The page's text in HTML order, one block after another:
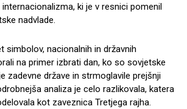
internacionalizma, ki je v resnici pomenil
nadvlade.
simbolov, nacionalnih in državnih
na primer izbrati dan, ko so sovjetske
zadevne države in strmoglavile prejšnji
analiza je celo razlikovala, katera
kot zaveznica Tretjega rajha.